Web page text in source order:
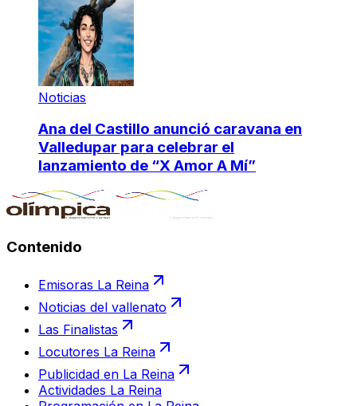
Noticias
Ana del Castillo anunció caravana en
Valledupar para celebrar el
lanzamiento de “X Amor A Mí”
Contenido
Emisoras La Reina
Noticias del vallenato
Las Finalistas
Locutores La Reina
Publicidad en La Reina
Actividades La Reina